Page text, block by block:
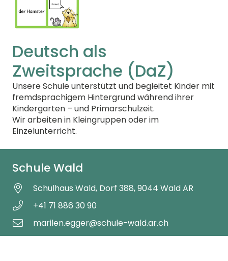
Deutsch als
Zweitsprache (DaZ)
Unsere Schule unterstützt und begleitet Kinder mit
fremdsprachigem Hintergrund während ihrer
Kindergarten – und Primarschulzeit.
Wir arbeiten in Kleingruppen oder im
Einzelunterricht.
Schule Wald
Schulhaus Wald, Dorf 388, 9044 Wald AR
+41 71 886 30 90
marilen.egger@schule-wald.ar.ch